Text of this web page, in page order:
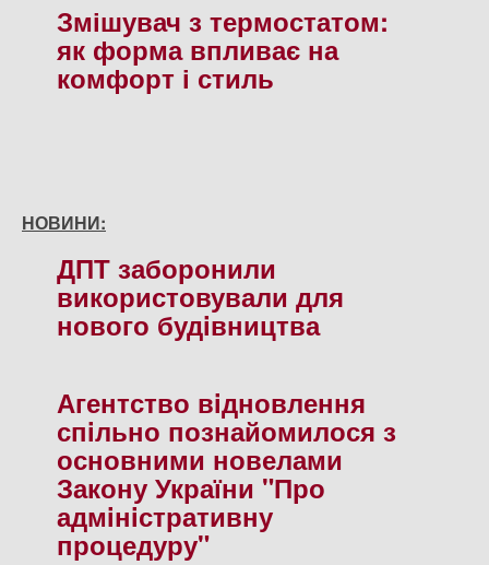
Змішувач з термостатом:
як форма впливає на
комфорт і стиль
НОВИНИ:
ДПТ заборонили
використовували для
нового будiвництва
Агентство вiдновлення
спiльно познайомилося з
основними новелами
Закону України "Про
адмiнiстративну
процедуру"